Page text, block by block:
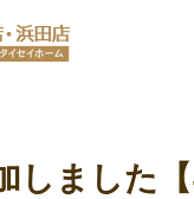
しました【